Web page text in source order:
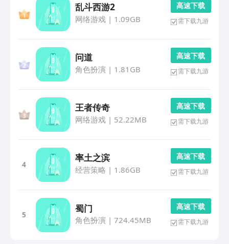
乱斗西游2
网络游戏| 1.09GB
高 速 下 载
需下载九游
问道
角色扮演 | 1.81GB
高 速 下 载
需下载九游
王者传奇
网络游戏| 52.22MB
高 速 下 载
需下载九游
4
率土之滨
经营策略 | 1.86GB
高 速 下 载
需下载九游
5
蜀门
角色扮演 | 724.45MB
高 速 下 载
需下载九游